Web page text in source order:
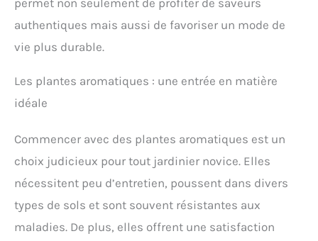
permet non seulement de profiter de saveurs
authentiques mais aussi de favoriser un mode de
vie plus durable.
Les plantes aromatiques : une entrée en matière
idéale
Commencer avec des plantes aromatiques est un
choix judicieux pour tout jardinier novice. Elles
nécessitent peu d’entretien, poussent dans divers
types de sols et sont souvent résistantes aux
maladies. De plus, elles offrent une satisfaction